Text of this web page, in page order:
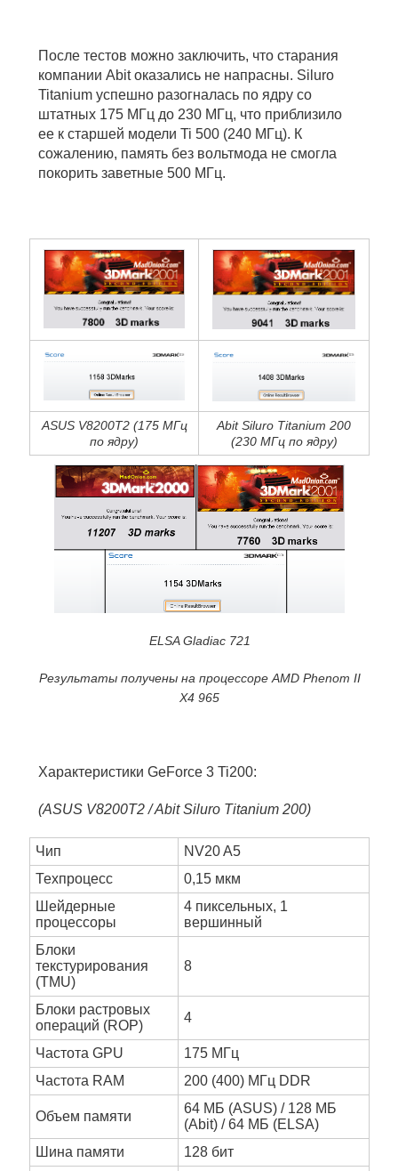
После тестов можно заключить, что старания
компании Abit оказались не напрасны. Siluro
Titanium успешно разогналась по ядру со
штатных 175 МГц до 230 МГц, что приблизило
ее к старшей модели Ti 500 (240 МГц). К
сожалению, память без вольтмода не смогла
покорить заветные 500 МГц.
ASUS V8200T2 (175 МГц
по ядру)
Abit Siluro Titanium 200
(230 МГц по ядру)
ELSA Gladiac 721
Результаты получены на процессоре AMD Phenom II
X4 965
Характеристики GeForce 3 Ti200:
(ASUS V8200T2 / Abit Siluro Titanium 200)
Чип
NV20 A5
Техпроцесс
0,15 мкм
Шейдерные
процессоры
4 пиксельных, 1
вершинный
Блоки
текстурирования
(TMU)
8
Блоки растровых
операций (ROP)
4
Частота GPU
175 МГц
Частота RAM
200 (400) МГц DDR
Объем памяти
64 МБ (ASUS) / 128 МБ
(Abit) / 64 МБ (ELSA)
Шина памяти
128 бит